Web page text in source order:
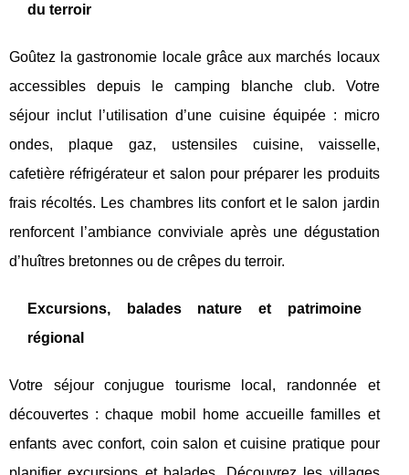
du terroir
Goûtez la gastronomie locale grâce aux marchés locaux
accessibles depuis le camping blanche club. Votre
séjour inclut l’utilisation d’une cuisine équipée : micro
ondes, plaque gaz, ustensiles cuisine, vaisselle,
cafetière réfrigérateur et salon pour préparer les produits
frais récoltés. Les chambres lits confort et le salon jardin
renforcent l’ambiance conviviale après une dégustation
d’huîtres bretonnes ou de crêpes du terroir.
Excursions, balades nature et patrimoine
régional
Votre séjour conjugue tourisme local, randonnée et
découvertes : chaque mobil home accueille familles et
enfants avec confort, coin salon et cuisine pratique pour